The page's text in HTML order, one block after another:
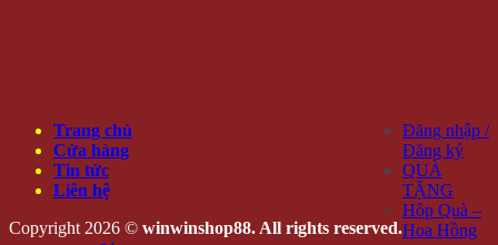
Trang chủ
Cửa hàng
Tin tức
Liên hệ
Copyright 2026 © winwinshop88. All rights reserved.
Đăng nhập /
Đăng ký
QUÀ
TẶNG
Hộp Quà –
Hoa Hồng